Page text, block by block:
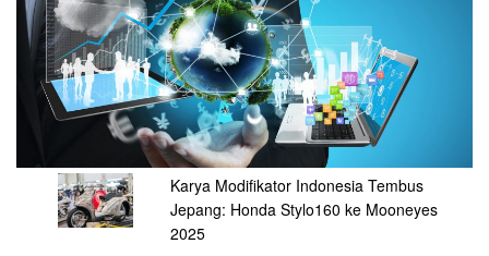
Karya Modifikator Indonesia Tembus
Jepang: Honda Stylo160 ke Mooneyes
2025